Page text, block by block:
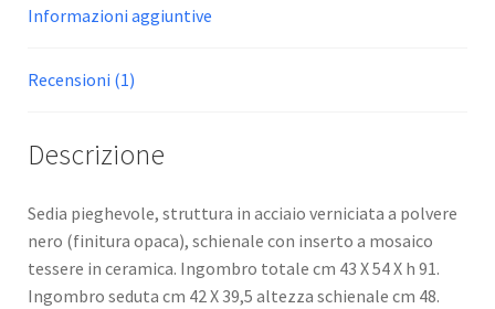
Informazioni aggiuntive
Recensioni (1)
Descrizione
Sedia pieghevole, struttura in acciaio verniciata a polvere
nero (finitura opaca), schienale con inserto a mosaico
tessere in ceramica. Ingombro totale cm 43 X 54 X h 91.
Ingombro seduta cm 42 X 39,5 altezza schienale cm 48.